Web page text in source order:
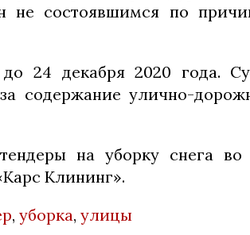
состоявшимся по
24 декабря 2020 года.
содержание улично-
на уборку снега во
Клининг».
, уборка, улицы